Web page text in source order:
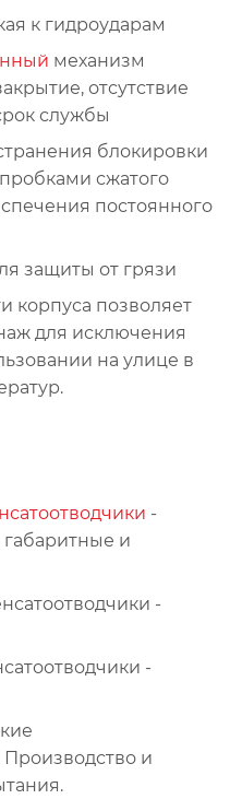
к гидроударам
механизм
отсутствие
службы
блокировки
сжатого
постоянного
защиты от грязи
корпуса позволяет
для исключения
на улице в
-
и
-
-
Производство и